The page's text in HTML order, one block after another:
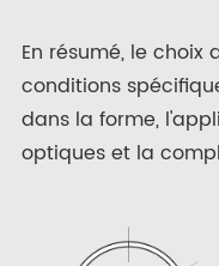
En résumé, le
conditions
dans la forme,
optiques et la